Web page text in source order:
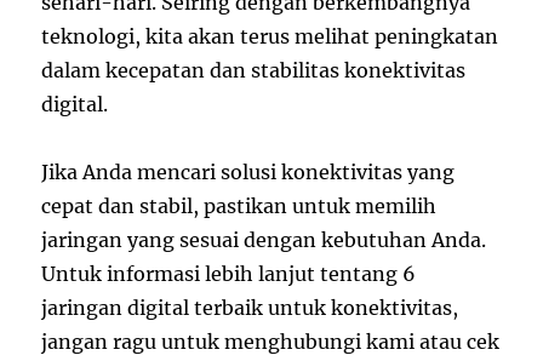
teknologi, kita akan terus melihat peningkatan
dalam kecepatan dan stabilitas konektivitas
digital.
Jika Anda mencari solusi konektivitas yang
cepat dan stabil, pastikan untuk memilih
jaringan yang sesuai dengan kebutuhan Anda.
Untuk informasi lebih lanjut tentang 6
jaringan digital terbaik untuk konektivitas,
jangan ragu untuk menghubungi kami atau cek